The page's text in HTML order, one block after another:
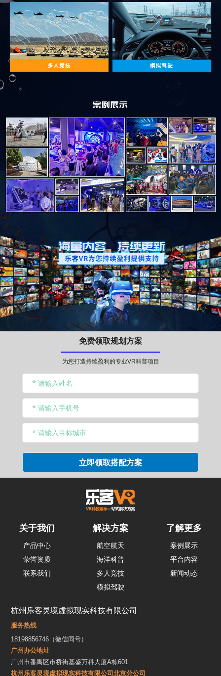
免费领取规划方案
为您打造持续盈利的专业VR科普项目
关于我们
产品中心
荣誉资质
联系我们
解决方案
航空航天
海洋科普
多人竞技
模拟驾驶
了解更多
案例展示
平台内容
新闻动态
杭州乐客灵境虚拟现实科技有限公司
服务热线
18198856746（微信同号）
广州办公地址
广州市番禺区市桥街基盛万科大厦A栋601
杭州乐客灵境虚拟现实科技有限公司北京分公司